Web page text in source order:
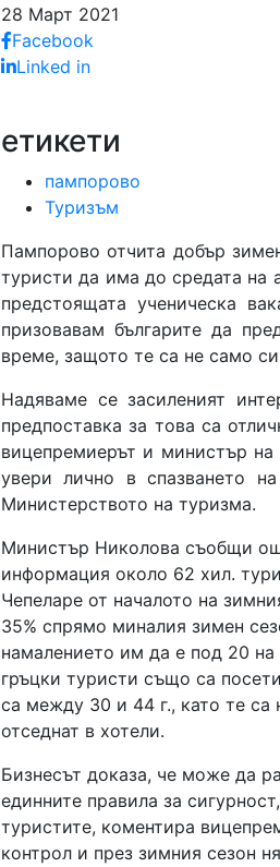
28 Март 2021
Facebook
Linked in
етикети
пампорово
Туризъм
Пампорово отчита добър
туристи да има до средата на
предстоящата ученическа
призовавам българите да
време, защото те са не само
Надяваме се засиленият
предпоставка за това са
вицепремиерът и министър
увери лично в спазването
Министерството на туризма.
Министър Николова съобщи
информация около 62 хил.
Чепеларе от началото на
35% спрямо миналия зимен
намалението им да е под 20 на
гръцки туристи също са
са между 30 и 44 г., като те са
отседнат в хотели.
Бизнесът доказа, че може да
единните правила за
туристите, коментира
контрол и през зимния сезон